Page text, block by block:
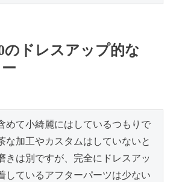
のドレスアップ的な
めて小綺麗にはしているつもりで
な加工やカスタムはしていないと
きは別ですが、完全にドレスアッ
しているアフターパーツは少ない